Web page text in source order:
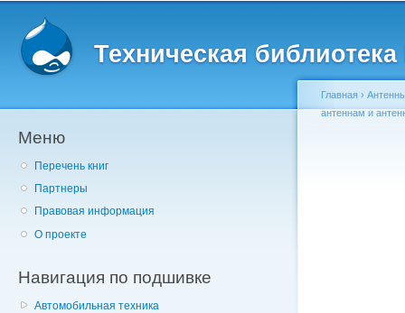
Техническая
Меню
Перечень книг
Партнеры
Правовая информация
О проекте
Навигация по подшивке
Автомобильная техника
Главная ›
антеннам и